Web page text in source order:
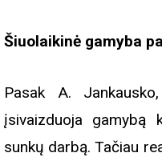
Šiuolaikinė gamyba
Pasak A.
įsivaizduoja gamybą
sunkų darbą. Tačiau